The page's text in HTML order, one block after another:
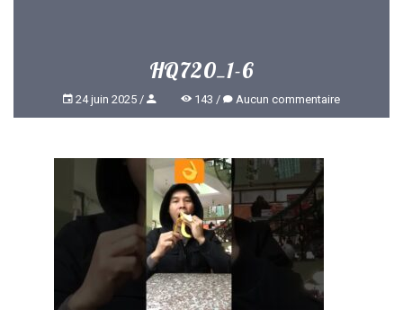
HQ720_1-6
24 juin 2025 143 Aucun commentaire